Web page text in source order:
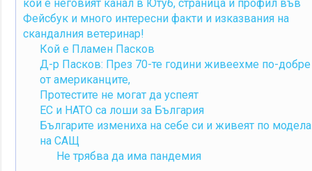
кой е неговият канал в Ютуб, страница и профил във
Фейсбук и много интересни факти и изказвания на
скандалния ветеринар!
Кой е Пламен Пасков
Д-р Пасков: През 70-те години живеехме по-добре
от американците,
Протестите не могат да успеят
ЕС и НАТО са лоши за България
Българите измениха на себе си и живеят по модела
на САЩ
Не трябва да има пандемия